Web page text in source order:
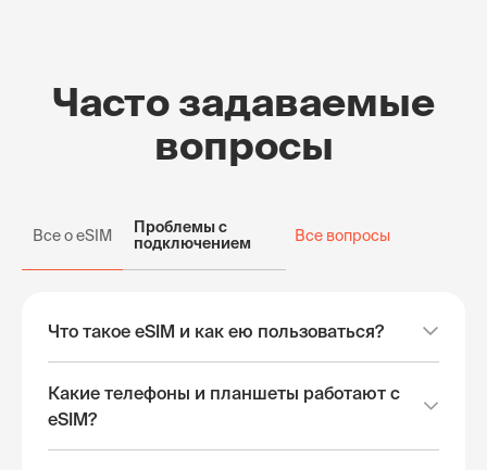
Часто задаваемые
вопросы
Все о eSIM
Проблемы с
подключением
Все вопросы
Что такое eSIM и как ею пользоваться?
Какие телефоны и планшеты работают с
eSIM?